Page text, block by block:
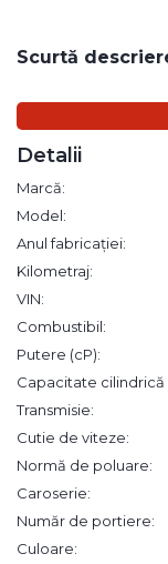
Scurtă
Detalii
Marcă:
Model:
Anul fabricației:
Kilometraj:
VIN:
Combustibil:
Putere (cP):
Capacitate cilindrică
Transmisie:
Cutie de viteze:
Normă de poluare:
Caroserie:
Număr de portiere:
Culoare: